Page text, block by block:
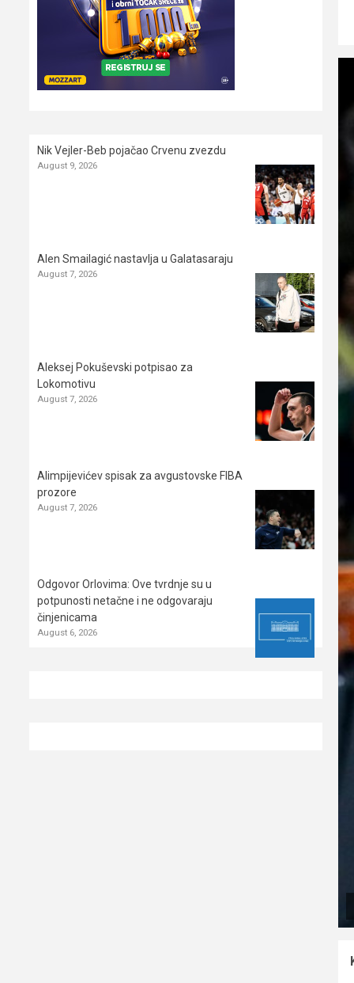
Nik Vejler-Beb pojačao Crvenu zvezdu
August 9, 2026
Alen Smailagić nastavlja u Galatasaraju
August 7, 2026
Aleksej Pokuševski potpisao za
Lokomotivu
August 7, 2026
Alimpijevićev spisak za avgustovske FIBA
prozore
August 7, 2026
Odgovor Orlovima: ​Ove tvrdnje su u
potpunosti netačne i ne odgovaraju
činjenicama
August 6, 2026